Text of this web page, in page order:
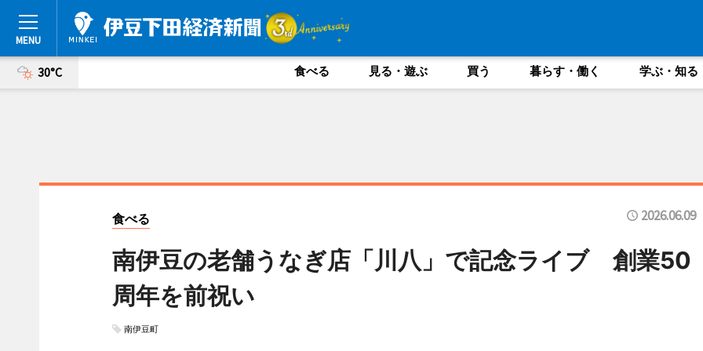
30°C 食べる 見る・遊ぶ 買う 暮らす・働く 学ぶ・知る
食べる 2026.06.09
南伊豆の老舗うなぎ店「川八」で記念ライブ 創業50
周年を前祝い
南伊豆町